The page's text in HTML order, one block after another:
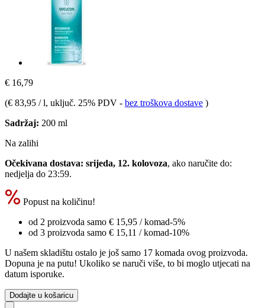
€ 16,79
(€ 83,95 / l, uključ. 25% PDV - bez troškova dostave )
Sadržaj: 200 ml
Na zalihi
Očekivana dostava: srijeda, 12. kolovoza, ako naručite do:
nedjelja do 23:59.
Popust na količinu!
od 2 proizvoda samo € 15,95 / komad-5%
od 3 proizvoda samo € 15,11 / komad-10%
U našem skladištu ostalo je još samo 17 komada ovog proizvoda.
Dopuna je na putu! Ukoliko se naruči više, to bi moglo utjecati na
datum isporuke.
Dodajte u košaricu